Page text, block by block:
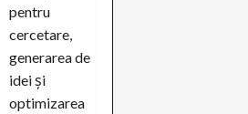
pentru
cercetare,
generarea de
idei și
optimizarea